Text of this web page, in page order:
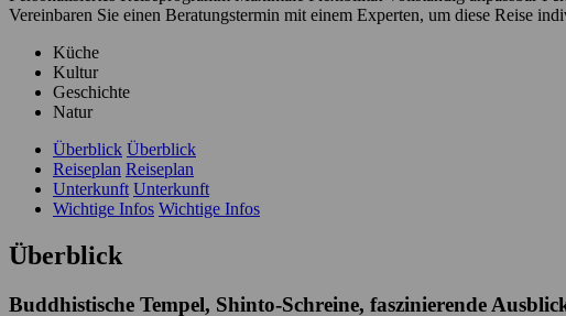
Vereinbaren Sie einen Beratungstermin mit einem Experten, um diese Reise
Küche
Kultur
Geschichte
Natur
Überblick Überblick
Reiseplan Reiseplan
Unterkunft Unterkunft
Wichtige Infos Wichtige Infos
Überblick
Buddhistische Tempel, Shinto-Schreine, faszinierende